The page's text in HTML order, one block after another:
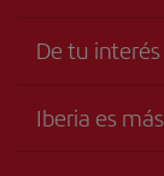
De tu interés
Accesibilidad
Iberia es más